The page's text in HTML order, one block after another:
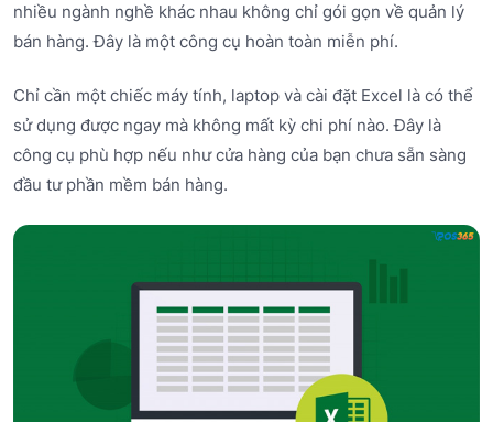
nhiều ngành nghề khác nhau không chỉ gói gọn về quản lý
bán hàng. Đây là một công cụ hoàn toàn miễn phí.
Chỉ cần một chiếc máy tính, laptop và cài đặt Excel là có thể
sử dụng được ngay mà không mất kỳ chi phí nào. Đây là
công cụ phù hợp nếu như cửa hàng của bạn chưa sẵn sàng
đầu tư phần mềm bán hàng.